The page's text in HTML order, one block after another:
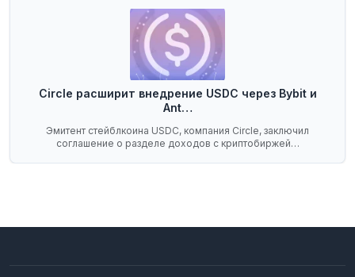
Circle расширит внедрение USDC через Bybit и
Ant…
Эмитент стейблкоина USDC, компания Circle, заключил
соглашение о разделе доходов с криптобиржей…